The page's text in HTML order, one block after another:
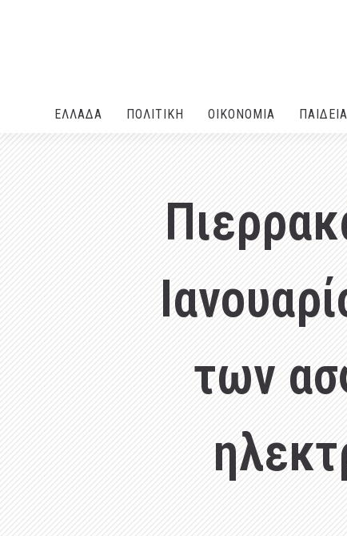
ΕΛΛΑΔA ΠΟΛΙΤΙΚΗ ΟΙΚΟΝΟΜΙΑ ΠΑΙΔΕΙΑ
των